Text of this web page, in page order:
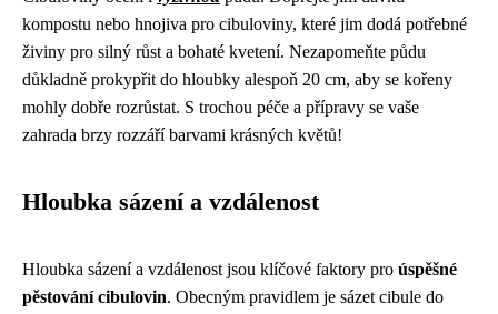
kompostu nebo hnojiva pro cibuloviny, které jim dodá potřebné
živiny pro silný růst a bohaté kvetení. Nezapomeňte půdu
důkladně prokypřit do hloubky alespoň 20 cm, aby se kořeny
mohly dobře rozrůstat. S trochou péče a přípravy se vaše
zahrada brzy rozzáří barvami krásných květů!
Hloubka sázení a vzdálenost
Hloubka sázení a vzdálenost jsou klíčové faktory pro úspěšné
pěstování cibulovin. Obecným pravidlem je sázet cibule do